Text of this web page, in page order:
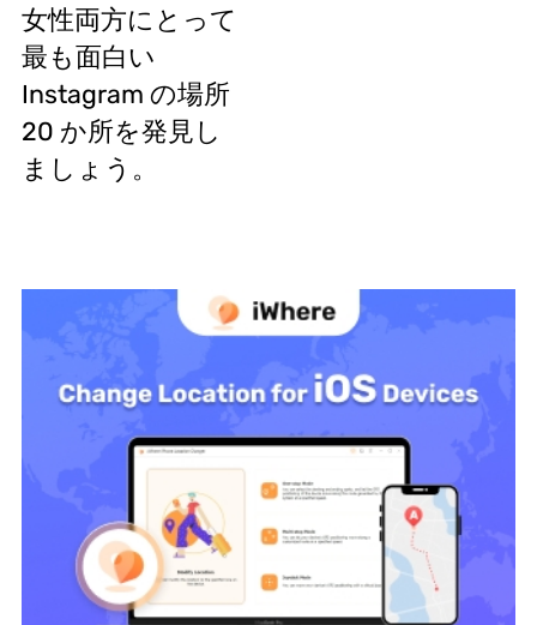
女性両方にとって
最も面白い
Instagram の場所
20 か所を発見し
ましょう。